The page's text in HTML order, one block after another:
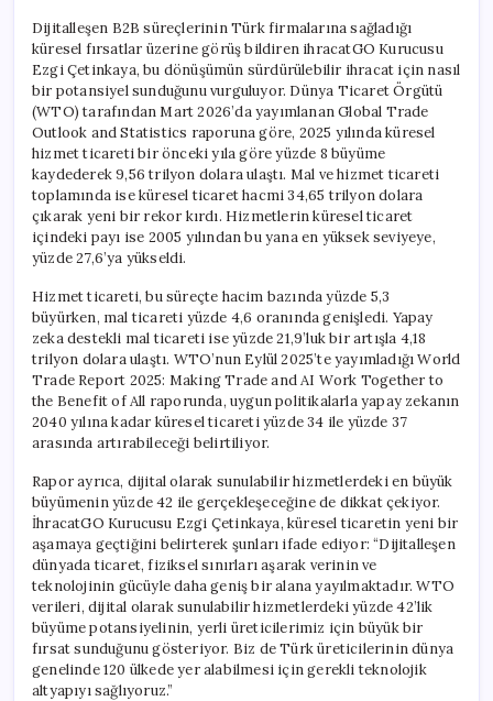
Dijitalleşen B2B süreçlerinin Türk firmalarına sağladığı
küresel fırsatlar üzerine görüş bildiren ihracatGO Kurucusu
Ezgi Çetinkaya, bu dönüşümün sürdürülebilir ihracat için nasıl
bir potansiyel sunduğunu vurguluyor. Dünya Ticaret Örgütü
(WTO) tarafından Mart 2026’da yayımlanan Global Trade
Outlook and Statistics raporuna göre, 2025 yılında küresel
hizmet ticareti bir önceki yıla göre yüzde 8 büyüme
kaydederek 9,56 trilyon dolara ulaştı. Mal ve hizmet ticareti
toplamında ise küresel ticaret hacmi 34,65 trilyon dolara
çıkarak yeni bir rekor kırdı. Hizmetlerin küresel ticaret
içindeki payı ise 2005 yılından bu yana en yüksek seviyeye,
yüzde 27,6’ya yükseldi.
Hizmet ticareti, bu süreçte hacim bazında yüzde 5,3
büyürken, mal ticareti yüzde 4,6 oranında genişledi. Yapay
zeka destekli mal ticareti ise yüzde 21,9’luk bir artışla 4,18
trilyon dolara ulaştı. WTO’nun Eylül 2025’te yayımladığı World
Trade Report 2025: Making Trade and AI Work Together to
the Benefit of All raporunda, uygun politikalarla yapay zekanın
2040 yılına kadar küresel ticareti yüzde 34 ile yüzde 37
arasında artırabileceği belirtiliyor.
Rapor ayrıca, dijital olarak sunulabilir hizmetlerdeki en büyük
büyümenin yüzde 42 ile gerçekleşeceğine de dikkat çekiyor.
İhracatGO Kurucusu Ezgi Çetinkaya, küresel ticaretin yeni bir
aşamaya geçtiğini belirterek şunları ifade ediyor: “Dijitalleşen
dünyada ticaret, fiziksel sınırları aşarak verinin ve
teknolojinin gücüyle daha geniş bir alana yayılmaktadır. WTO
verileri, dijital olarak sunulabilir hizmetlerdeki yüzde 42’lik
büyüme potansiyelinin, yerli üreticilerimiz için büyük bir
fırsat sunduğunu gösteriyor. Biz de Türk üreticilerinin dünya
genelinde 120 ülkede yer alabilmesi için gerekli teknolojik
altyapıyı sağlıyoruz.”